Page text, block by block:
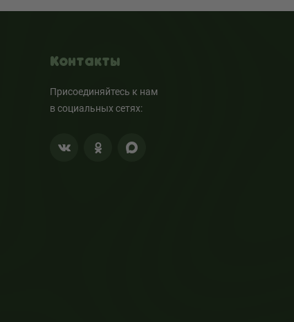
Контакты
Присоединяйтесь к нам
в социальных сетях: